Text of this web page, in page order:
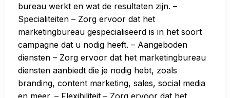
bureau werkt en wat de resultaten zijn. –
Specialiteiten – Zorg ervoor dat het
marketingbureau gespecialiseerd is in het soort
campagne dat u nodig heeft. – Aangeboden
diensten – Zorg ervoor dat het marketingbureau
diensten aanbiedt die je nodig hebt, zoals
branding, content marketing, sales, social media
en meer. – Flexibiliteit – Zorg ervoor dat het